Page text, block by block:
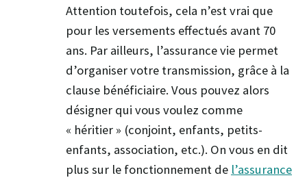
Attention toutefois, cela n’est vrai que
pour les versements effectués avant 70
ans. Par ailleurs, l’assurance vie permet
d’organiser votre transmission, grâce à la
clause bénéficiaire. Vous pouvez alors
désigner qui vous voulez comme
« héritier » (conjoint, enfants, petits-
enfants, association, etc.). On vous en dit
plus sur le fonctionnement de l’assurance